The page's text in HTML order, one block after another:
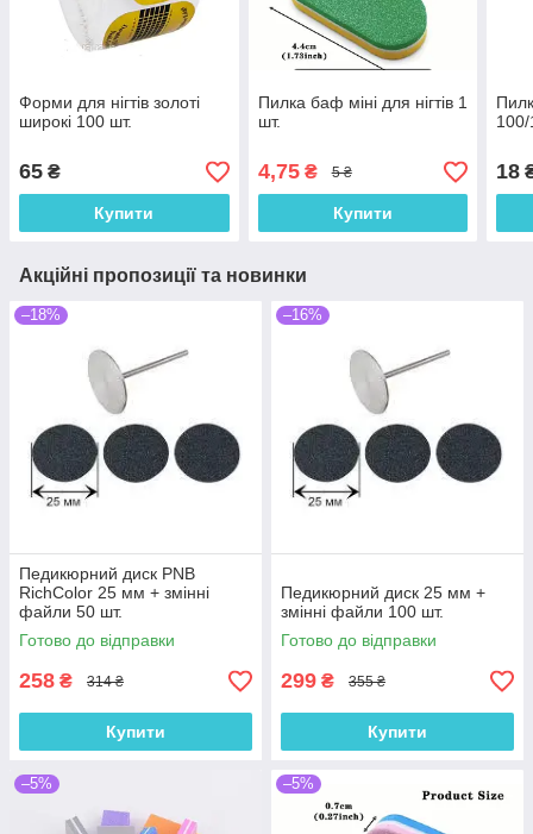
Форми для нігтів золоті
широкі 100 шт.
65 ₴
Купити
Пилка баф міні для нігтів 1
шт.
4,75₴ 5 ₴
Купити
18
Акційні пропозиції та новинки
–18%
Педикюрний диск PNB
RichColor 25 мм + змінні
файли 50 шт.
Готово до відправки
258 ₴ 314 ₴
Купити
–16%
Педикюрний диск 25 мм +
змінні файли 100 шт.
Готово до відправки
299 ₴ 355 ₴
Купити
–5% –5%